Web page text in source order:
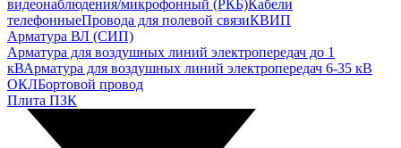
видеонаблюдения/микрофонный (РКБ)Кабели
телефонныеПровода для полевой связиКВИП
Арматура ВЛ (СИП)
Арматура для воздушных линий электропередач до 1
кВАрматура для воздушных линий электропередач 6-35 кВ
ОКЛБортовой провод
Плита ПЗК